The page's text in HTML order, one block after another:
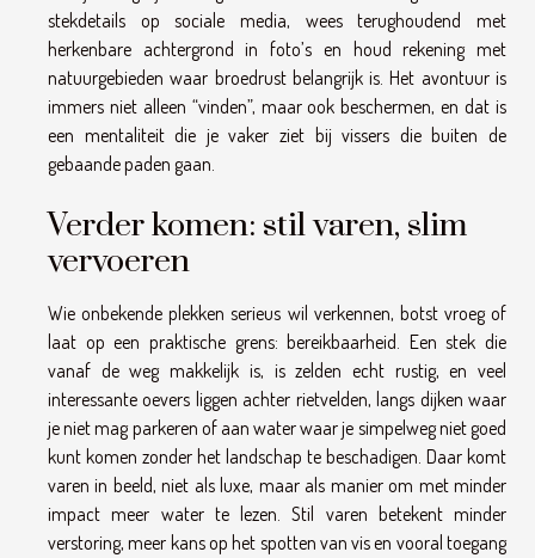
stekdetails op sociale media, wees terughoudend met
herkenbare achtergrond in foto’s en houd rekening met
natuurgebieden waar broedrust belangrijk is. Het avontuur is
immers niet alleen “vinden”, maar ook beschermen, en dat is
een mentaliteit die je vaker ziet bij vissers die buiten de
gebaande paden gaan.
Verder komen: stil varen, slim
vervoeren
Wie onbekende plekken serieus wil verkennen, botst vroeg of
laat op een praktische grens: bereikbaarheid. Een stek die
vanaf de weg makkelijk is, is zelden echt rustig, en veel
interessante oevers liggen achter rietvelden, langs dijken waar
je niet mag parkeren of aan water waar je simpelweg niet goed
kunt komen zonder het landschap te beschadigen. Daar komt
varen in beeld, niet als luxe, maar als manier om met minder
impact meer water te lezen. Stil varen betekent minder
verstoring, meer kans op het spotten van vis en vooral toegang